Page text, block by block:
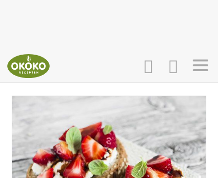
INLOGGEN
AANMELDEN
RECEPTEN